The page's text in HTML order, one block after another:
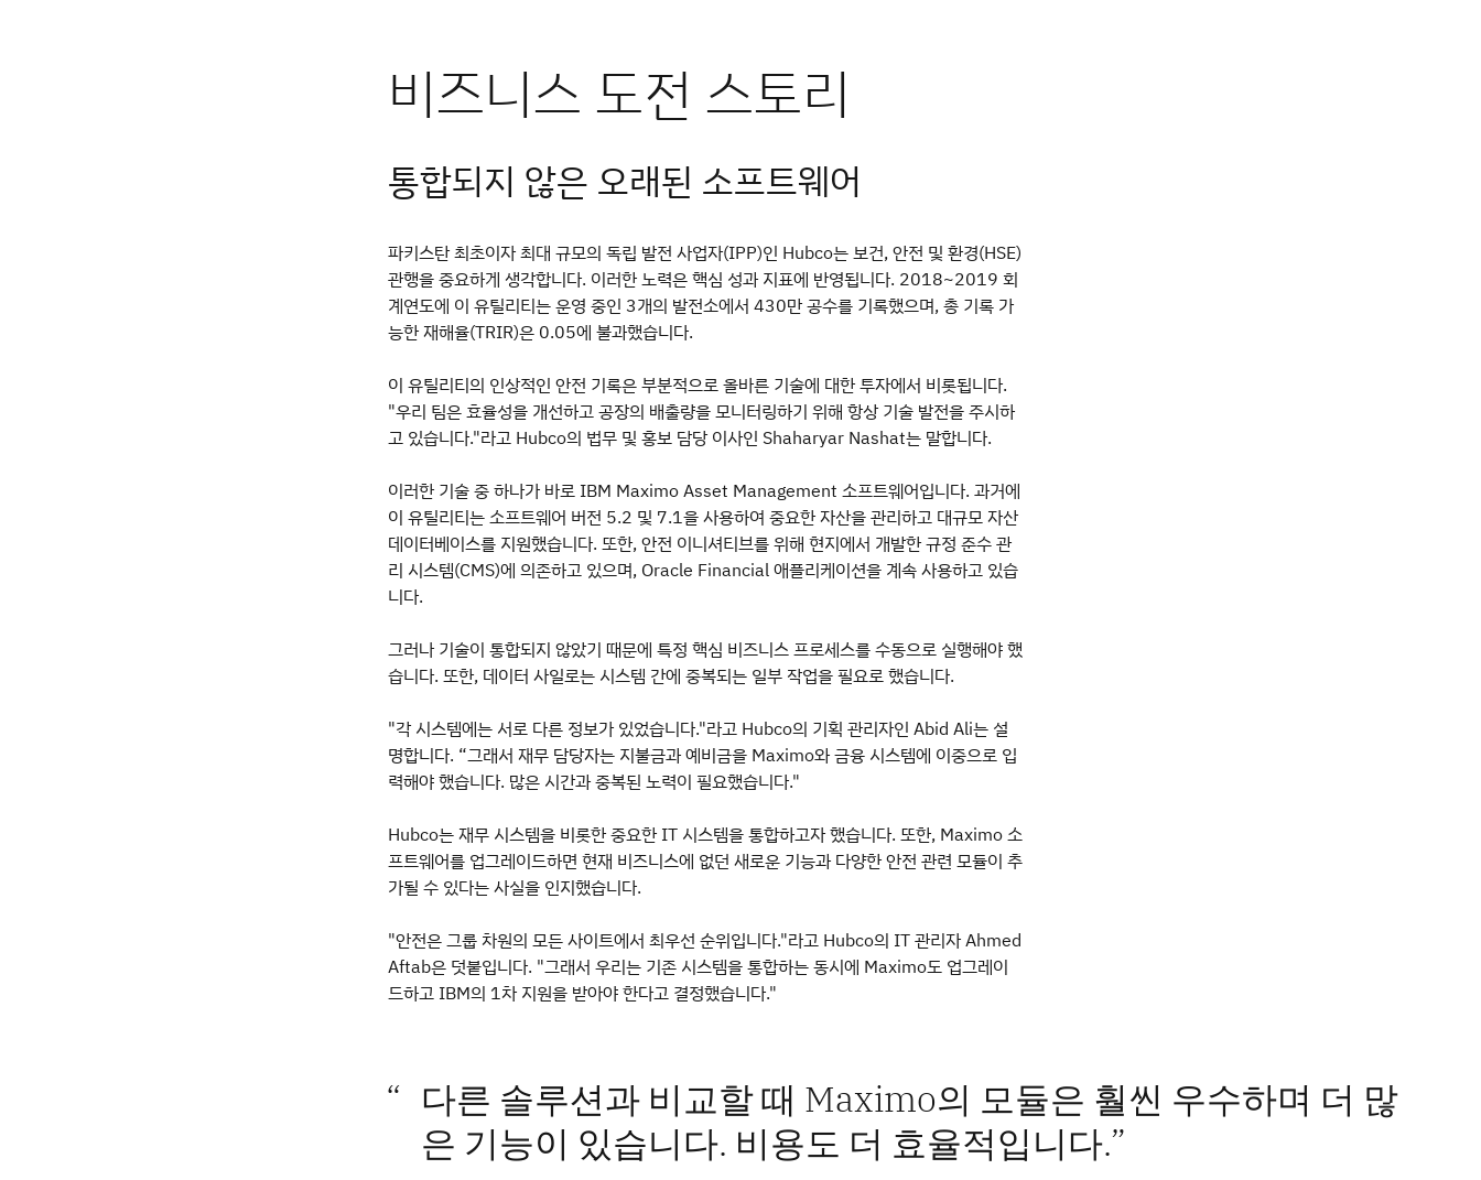
통합되지 않은 오래된 소프트웨어
파키스탄 최초이자 최대 규모의 독립 발전 사업자(IPP)인 Hubco는 보건, 안전 및 환경(HSE)
관행을 중요하게 생각합니다. 이러한 노력은 핵심 성과 지표에 반영됩니다. 2018~2019 회
계연도에 이 유틸리티는 운영 중인 3개의 발전소에서 430만 공수를 기록했으며, 총 기록 가
능한 재해율(TRIR)은 0.05에 불과했습니다.
이 유틸리티의 인상적인 안전 기록은 부분적으로 올바른 기술에 대한 투자에서 비롯됩니다.
"우리 팀은 효율성을 개선하고 공장의 배출량을 모니터링하기 위해 항상 기술 발전을 주시하
고 있습니다."라고 Hubco의 법무 및 홍보 담당 이사인 Shaharyar Nashat는 말합니다.
이러한 기술 중 하나가 바로 IBM Maximo Asset Management 소프트웨어입니다. 과거에
이 유틸리티는 소프트웨어 버전 5.2 및 7.1을 사용하여 중요한 자산을 관리하고 대규모 자산
데이터베이스를 지원했습니다. 또한, 안전 이니셔티브를 위해 현지에서 개발한 규정 준수 관
리 시스템(CMS)에 의존하고 있으며, Oracle Financial 애플리케이션을 계속 사용하고 있습
니다.
그러나 기술이 통합되지 않았기 때문에 특정 핵심 비즈니스 프로세스를 수동으로 실행해야 했
습니다. 또한, 데이터 사일로는 시스템 간에 중복되는 일부 작업을 필요로 했습니다.
"각 시스템에는 서로 다른 정보가 있었습니다."라고 Hubco의 기획 관리자인 Abid Ali는 설
명합니다. “그래서 재무 담당자는 지불금과 예비금을 Maximo와 금융 시스템에 이중으로 입
력해야 했습니다. 많은 시간과 중복된 노력이 필요했습니다."
Hubco는 재무 시스템을 비롯한 중요한 IT 시스템을 통합하고자 했습니다. 또한, Maximo 소
프트웨어를 업그레이드하면 현재 비즈니스에 없던 새로운 기능과 다양한 안전 관련 모듈이 추
가될 수 있다는 사실을 인지했습니다.
"안전은 그룹 차원의 모든 사이트에서 최우선 순위입니다."라고 Hubco의 IT 관리자 Ahmed
Aftab은 덧붙입니다. "그래서 우리는 기존 시스템을 통합하는 동시에 Maximo도 업그레이
드하고 IBM의 1차 지원을 받아야 한다고 결정했습니다."
다른 솔루션과 비교할 때 Maximo의 모듈은 훨씬 우수하며 더 많
은 기능이 있습니다. 비용도 더 효율적입니다.